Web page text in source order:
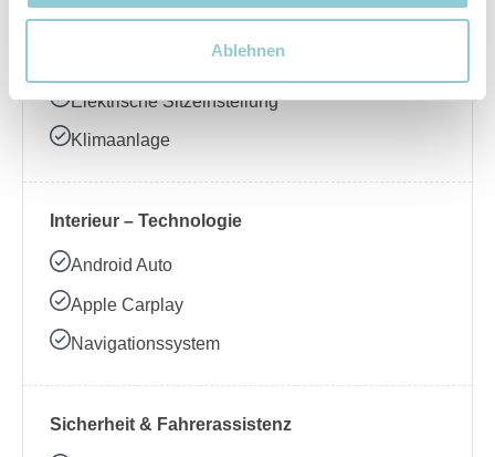
Ablehnen
Interieur – Komfort
Ambientebeleuchtung
Elektrische Sitzeinstellung
Klimaanlage
Interieur – Technologie
Android Auto
Apple Carplay
Navigationssystem
Sicherheit & Fahrerassistenz